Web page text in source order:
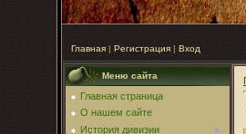
Главная|Регистрация|Вход
Меню сайта
Главная страница
О нашем сайте
История дивизии